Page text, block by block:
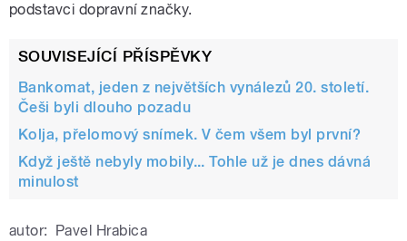
podstavci dopravní značky.
SOUVISEJÍCÍ PŘÍSPĚVKY
Bankomat, jeden z největších vynálezů 20. století.
Češi byli dlouho pozadu
Kolja, přelomový snímek. V čem všem byl první?
Když ještě nebyly mobily... Tohle už je dnes dávná
minulost
autor: Pavel Hrabica